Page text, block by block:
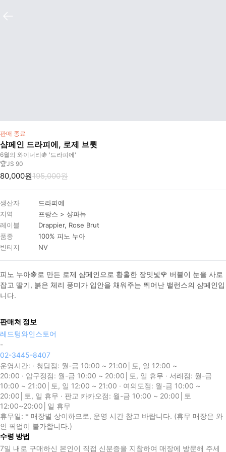
판매 종료
샴페인 드라피에, 로제 브륏
6월의 와이너리🍇 '드라피에'
🏆JS 90
80,000원195,000원
생산자
드라피에
지역
프랑스 > 샹파뉴
레이블
Drappier, Rose Brut
품종
100% 피노 누아
빈티지
NV
피노 누아🍇로 만든 로제 샴페인으로 황홀한 장밋빛🌹 버블이 눈을 사로
잡고 딸기, 붉은 체리 풍미가 입안을 채워주는 뛰어난 밸런스의 샴페인입
니다.
판매처 정보
레드텅와인스토어
-
02-3445-8407
운영시간: · 청담점: 월-금 10:00 ~ 21:00│토, 일 12:00 ~
20:00 · 압구정점: 월-금 10:00 ~ 20:00│토, 일 휴무 · 서래점: 월-금
10:00 ~ 21:00│토, 일 12:00 ~ 21:00 · 여의도점: 월-금 10:00 ~
20:00│토, 일 휴무 · 판교 카카오점: 월-금 10:00 ~ 20:00│토
12:00~20:00│일 휴무
휴무일: * 매장별 상이하므로, 운영 시간 참고 바랍니다. (휴무 매장은 와
인 픽업이 불가합니다.)
수령 방법
7일 내로 구매하신 본인이 직접 신분증을 지참하여 매장에 방문해 주세